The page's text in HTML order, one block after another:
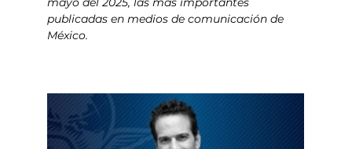
publicadas en medios de comunicación de
México.